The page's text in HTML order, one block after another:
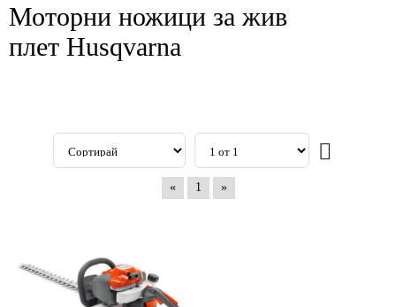
Моторни ножици за жив
плет Husqvarna
« 1 »